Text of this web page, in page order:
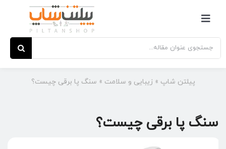
کنترلر
صفحه‌بندی
جستجو
برای:
پیلتن شاپ » زیبایی و سلامت » سنگ پا برقی چیست؟
سنگ پا برقی چیست؟